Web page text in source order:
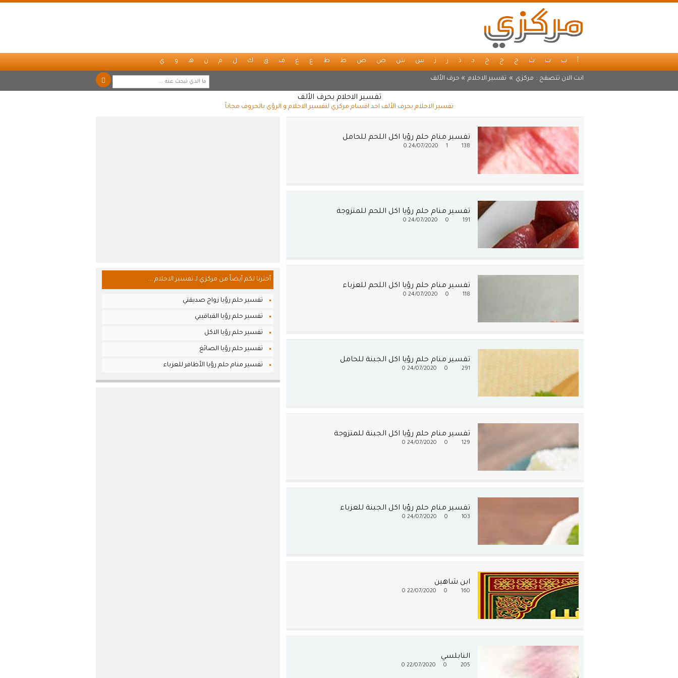
أ ب ت ث ج ح خ د ذ ر ز س ش ص ض ط ظ ع غ ف ق ك ل م ن هـ و ي
انت الان تتصفح : مركزي » تفسير الاحلام » حرف الألف
تفسير الاحلام بحرف الألف
تفسير الاحلام بحرف الألف احد اقسام مركزي لتفسير الاحلام و الرؤى بالحروف مجاناً
تفسير منام حلم رؤيا اكل اللحم للحامل
138
24/07/2020
0
تفسير منام حلم رؤيا اكل اللحم للمتزوجة
191
24/07/2020
0
تفسير منام حلم رؤيا اكل اللحم للعزباء
118
24/07/2020
0
تفسير منام حلم رؤيا اكل الجبنة للحامل
291
24/07/2020
0
تفسير منام حلم رؤيا اكل الجبنة للمتزوجة
129
24/07/2020
0
تفسير منام حلم رؤيا اكل الجبنة للعزباء
103
24/07/2020
0
ابن شاهين
160
22/07/2020
0
النابلسي
205
22/07/2020
0
أخترنا لكم أيضاً من مركزي لـ تفسير الاحلام ...
تفسير حلم رؤيا زواج صديقتي
تفسير حلم رؤيا القباقيبي
تفسير حلم رؤيا الاكل
تفسير حلم رؤيا الصائغ
تفسير منام حلم رؤيا الأظافر للعزباء